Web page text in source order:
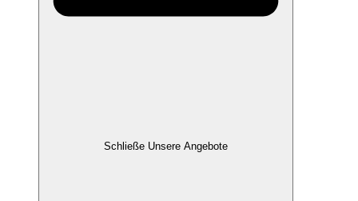
Schließe Unsere Angebote